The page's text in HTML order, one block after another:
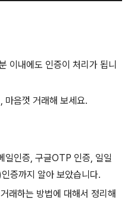
이내에도 인증이 처리가 됩니
음껏 거래해 보세요.
일인증, 구글OTP 인증, 일일
증까지 알아 보았습니다.
래하는 방법에 대해서 정리해